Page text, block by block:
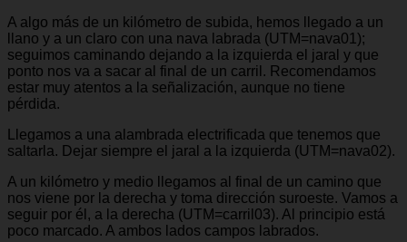
A algo más de un kilómetro de subida, hemos llegado a un
llano y a un claro con una nava labrada (UTM=nava01);
seguimos caminando dejando a la izquierda el jaral y que
ponto nos va a sacar al final de un carril. Recomendamos
estar muy atentos a la señalización, aunque no tiene
pérdida.
Llegamos a una alambrada electrificada que tenemos que
saltarla. Dejar siempre el jaral a la izquierda (UTM=nava02).
A un kilómetro y medio llegamos al final de un camino que
nos viene por la derecha y toma dirección suroeste. Vamos a
seguir por él, a la derecha (UTM=carril03). Al principio está
poco marcado. A ambos lados campos labrados.